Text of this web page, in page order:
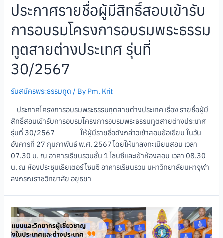
ประกาศรายชื่อผู้มีสิทธิ์สอบเข้ารับ
การอบรมโครงการอบรมพระธรรม
ทูตสายต่างประเทศ รุ่นที่
30/2567
รับสมัครพระธรรมทูต / By Pm. Krit
ประกาศโครงการอบรมพระธรรมทูตสายต่างประเทศ เรื่อง รายชื่อผู้มี
สิทธิ์สอบเข้ารับการอบรมโครงการอบรมพระธรรมทูตสายต่างประเทศ
รุ่นที่ 30/2567 ให้ผู้มีรายชื่อดังกล่าวเข้าสอบข้อเขียน ในวัน
อังคารที่ 27 กุมภาพันธ์ พ.ศ. 2567 โดยให้มาลงทะเบียนสอบ เวลา
07.30 น. ณ อาคารเรียนรวมชั้น 1 โซนซีและเข้าห้องสอบ เวลา 08.30
น. ณ ห้องประชุมเธียเตอร์ โซนซี อาคารเรียนรวม มหาวิทยาลัยมหาจุฬา
ลงกรณราชวิทยาลัย อยุธยา